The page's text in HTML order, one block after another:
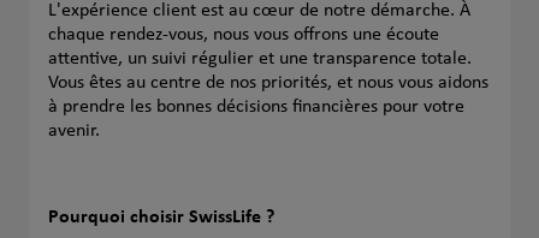
L'expérience client est au cœur de notre démarche. À
chaque rendez-vous, nous vous offrons une écoute
attentive, un suivi régulier et une transparence totale.
Vous êtes au centre de nos priorités, et nous vous aidons
à prendre les bonnes décisions financières pour votre
avenir.
Pourquoi choisir SwissLife ?